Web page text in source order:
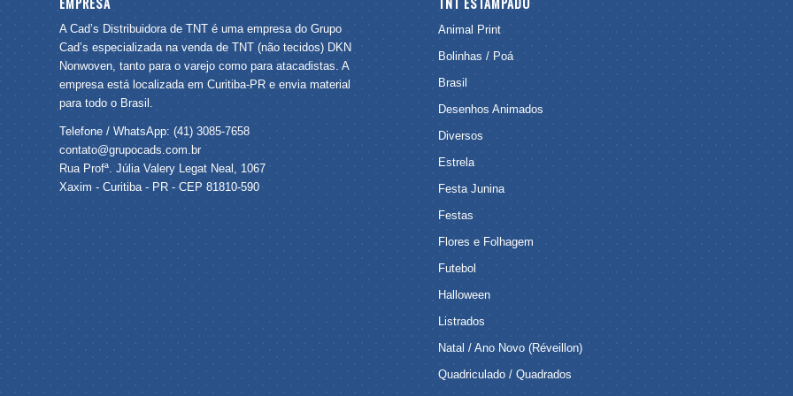
A Cad’s Distribuidora de TNT é uma empresa do Grupo
Cad’s especializada na venda de TNT (não tecidos) DKN
Nonwoven, tanto para o varejo como para atacadistas. A
empresa está localizada em Curitiba-PR e envia material
para todo o Brasil.
Telefone / WhatsApp: (41) 3085-7658
contato@grupocads.com.br
Rua Profª. Júlia Valery Legat Neal, 1067
Xaxim - Curitiba - PR - CEP 81810-590
Animal Print
Bolinhas / Poá
Brasil
Desenhos Animados
Diversos
Estrela
Festa Junina
Festas
Flores e Folhagem
Futebol
Halloween
Listrados
Natal / Ano Novo (Réveillon)
Quadriculado / Quadrados